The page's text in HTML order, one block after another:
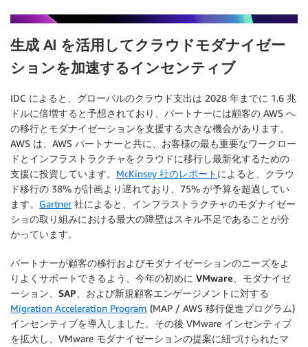
生成 AI を活用してクラウドモダナイゼー
ションを加速するインセンティブ
IDC によると、グローバルのクラウド支出は 2028 年までに 1.6 兆
ドルに倍増すると予想されており、パートナーには顧客の AWS へ
の移行とモダナイゼーションを支援する大きな機会があります。
AWS は、AWS パートナーと共に、お客様の最も重要なワークロー
ドとインフラストラクチャをクラウドに移行し最新化するための
支援に投資しています。 McKinsey 社のレポート によると、クラウ
ド移行の 38% が計画より遅れており、75% が予算を超過してい
ます。 Gartner社によると、インフラストラクチャのモダナイゼー
ショの取り組みにおける最大の障壁はスキル不足であることが分
かっています。
パートナーが顧客の移行およびモダナイゼーションのニーズをよ
りよくサポートできるよう、今年の初めに VMware、モダナイゼ
ーション、SAP、および新規顧客エンゲージメントに対する
Migration Acceleration Program (MAP / AWS 移行促進プログラム)
インセンティブを導入しました。その後 VMware インセンティブ
を拡大し、VMware モダナイゼーションの提案に紐づけられたマ